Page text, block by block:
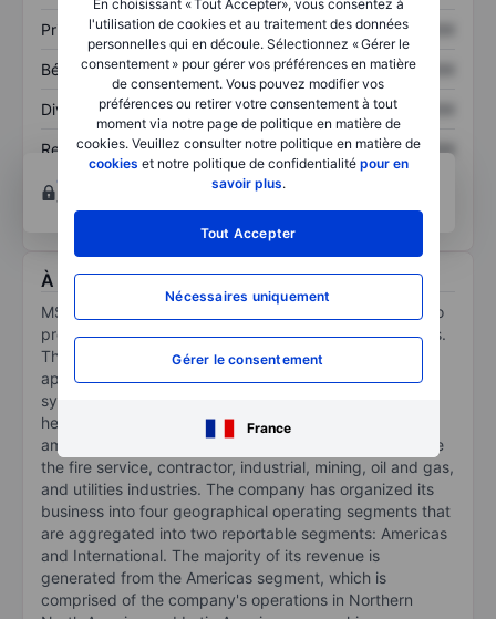
En choisissant « Tout Accepter», vous consentez à
l'utilisation de cookies et au traitement des données
personnelles qui en découle. Sélectionnez « Gérer le
consentement » pour gérer vos préférences en matière
de consentement. Vous pouvez modifier vos
préférences ou retirer votre consentement à tout
moment via notre page de politique en matière de
cookies. Veuillez consulter notre politique en matière de
cookies et notre politique de confidentialité pour en
savoir plus.
Tout Accepter
Nécessaires uniquement
Gérer le consentement
France
Prix / ventes XXXXXXX XXXXXXX
Bénéfice par action XXXXXXX XXXXXXX
Dividende par action XXXXXXX XXXXXXX
Rendement des
capitaux propres
XXXXXXX
XXXXXXX
Ouvrir un compte
pour accéder à d’autres outils
techniques et d’analyses.
À propos MSA Safety Inc.
MSA Safety Inc makes safety products that are used to
protect workers in the oil and gas and mining industries.
The company's product offerings include breathing
apparatuses, fall protection, portable gas detection
systems, industrial head protection, fire and rescue
helmets, and fixed gas and flame detection systems,
among others. The end markets for its products include
the fire service, contractor, industrial, mining, oil and gas,
and utilities industries. The company has organized its
business into four geographical operating segments that
are aggregated into two reportable segments: Americas
and International. The majority of its revenue is
generated from the Americas segment, which is
comprised of the company's operations in Northern